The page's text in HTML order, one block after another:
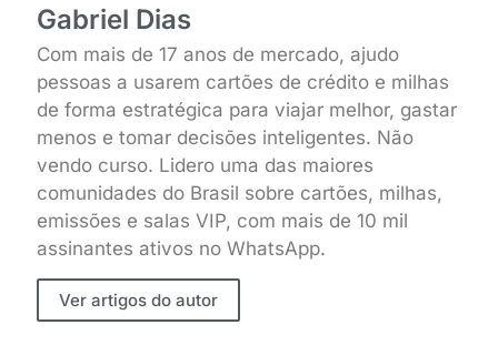
Gabriel Dias
Com mais de 17 anos de mercado, ajudo
pessoas a usarem cartões de crédito e milhas
de forma estratégica para viajar melhor, gastar
menos e tomar decisões inteligentes. Não
vendo curso. Lidero uma das maiores
comunidades do Brasil sobre cartões, milhas,
emissões e salas VIP, com mais de 10 mil
assinantes ativos no WhatsApp.
Ver artigos do autor